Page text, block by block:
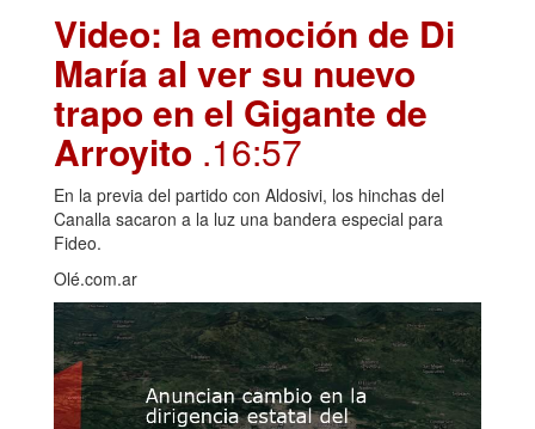
Video: la emoción de Di
María al ver su nuevo
trapo en el Gigante de
Arroyito .16:57
En la previa del partido con Aldosivi, los hinchas del
Canalla sacaron a la luz una bandera especial para
Fideo.
Olé.com.ar